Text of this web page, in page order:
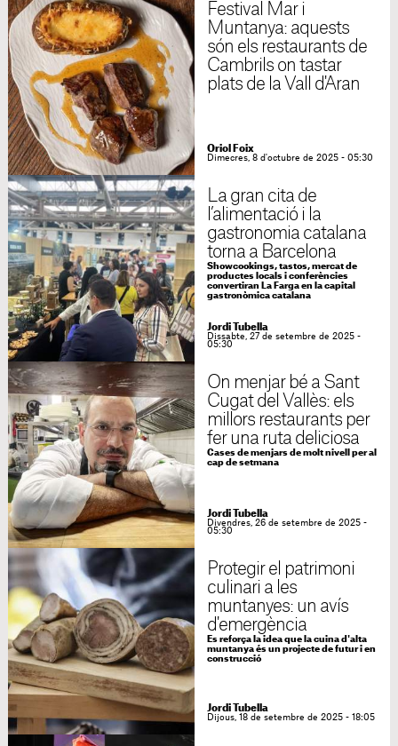
Festival Mar i
Muntanya: aquests
són els restaurants de
Cambrils on tastar
plats de la Vall d'Aran
Oriol Foix
Dimecres, 8 d'octubre de 2025 - 05:30
La gran cita de
l’alimentació i la
gastronomia catalana
torna a Barcelona
Showcookings, tastos, mercat de
productes locals i conferències
convertiran La Farga en la capital
gastronòmica catalana
Jordi Tubella
Dissabte, 27 de setembre de 2025 -
05:30
On menjar bé a Sant
Cugat del Vallès: els
millors restaurants per
fer una ruta deliciosa
Cases de menjars de molt nivell per al
cap de setmana
Jordi Tubella
Divendres, 26 de setembre de 2025 -
05:30
Protegir el patrimoni
culinari a les
muntanyes: un avís
d'emergència
Es reforça la idea que la cuina d'alta
muntanya és un projecte de futur i en
construcció
Jordi Tubella
Dijous, 18 de setembre de 2025 - 18:05